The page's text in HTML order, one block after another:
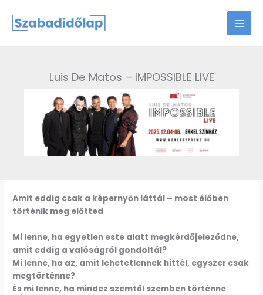
content
Luis De Matos – IMPOSSIBLE LIVE
Amit eddig csak a képernyőn láttál – most élőben
történik meg előtted
Mi lenne, ha egyetlen este alatt megkérdőjeleződne,
amit eddig a valóságról gondoltál?
Mi lenne, ha az, amit lehetetlennek hittél, egyszer csak
megtörténne?
És mi lenne, ha mindez szemtől szemben történne